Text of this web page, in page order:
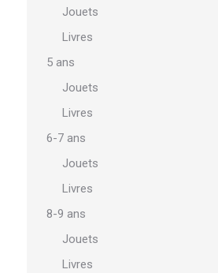
Jouets
Livres
5 ans
Jouets
Livres
6-7 ans
Jouets
Livres
8-9 ans
Jouets
Livres